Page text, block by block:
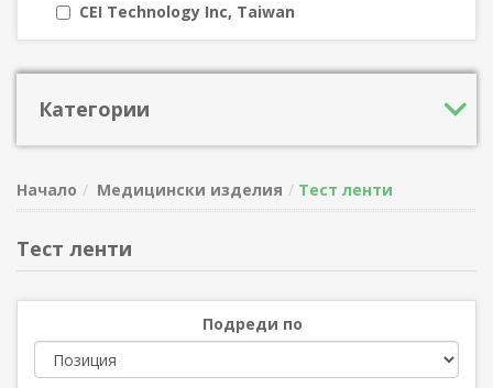
CEI Technology Inc, Taiwan
Категории
Начало Медицински изделия Тест ленти
Тест ленти
Подреди по